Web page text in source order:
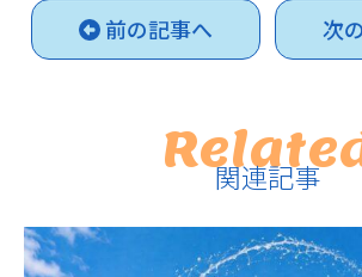
前の記事へ
次
関連記事